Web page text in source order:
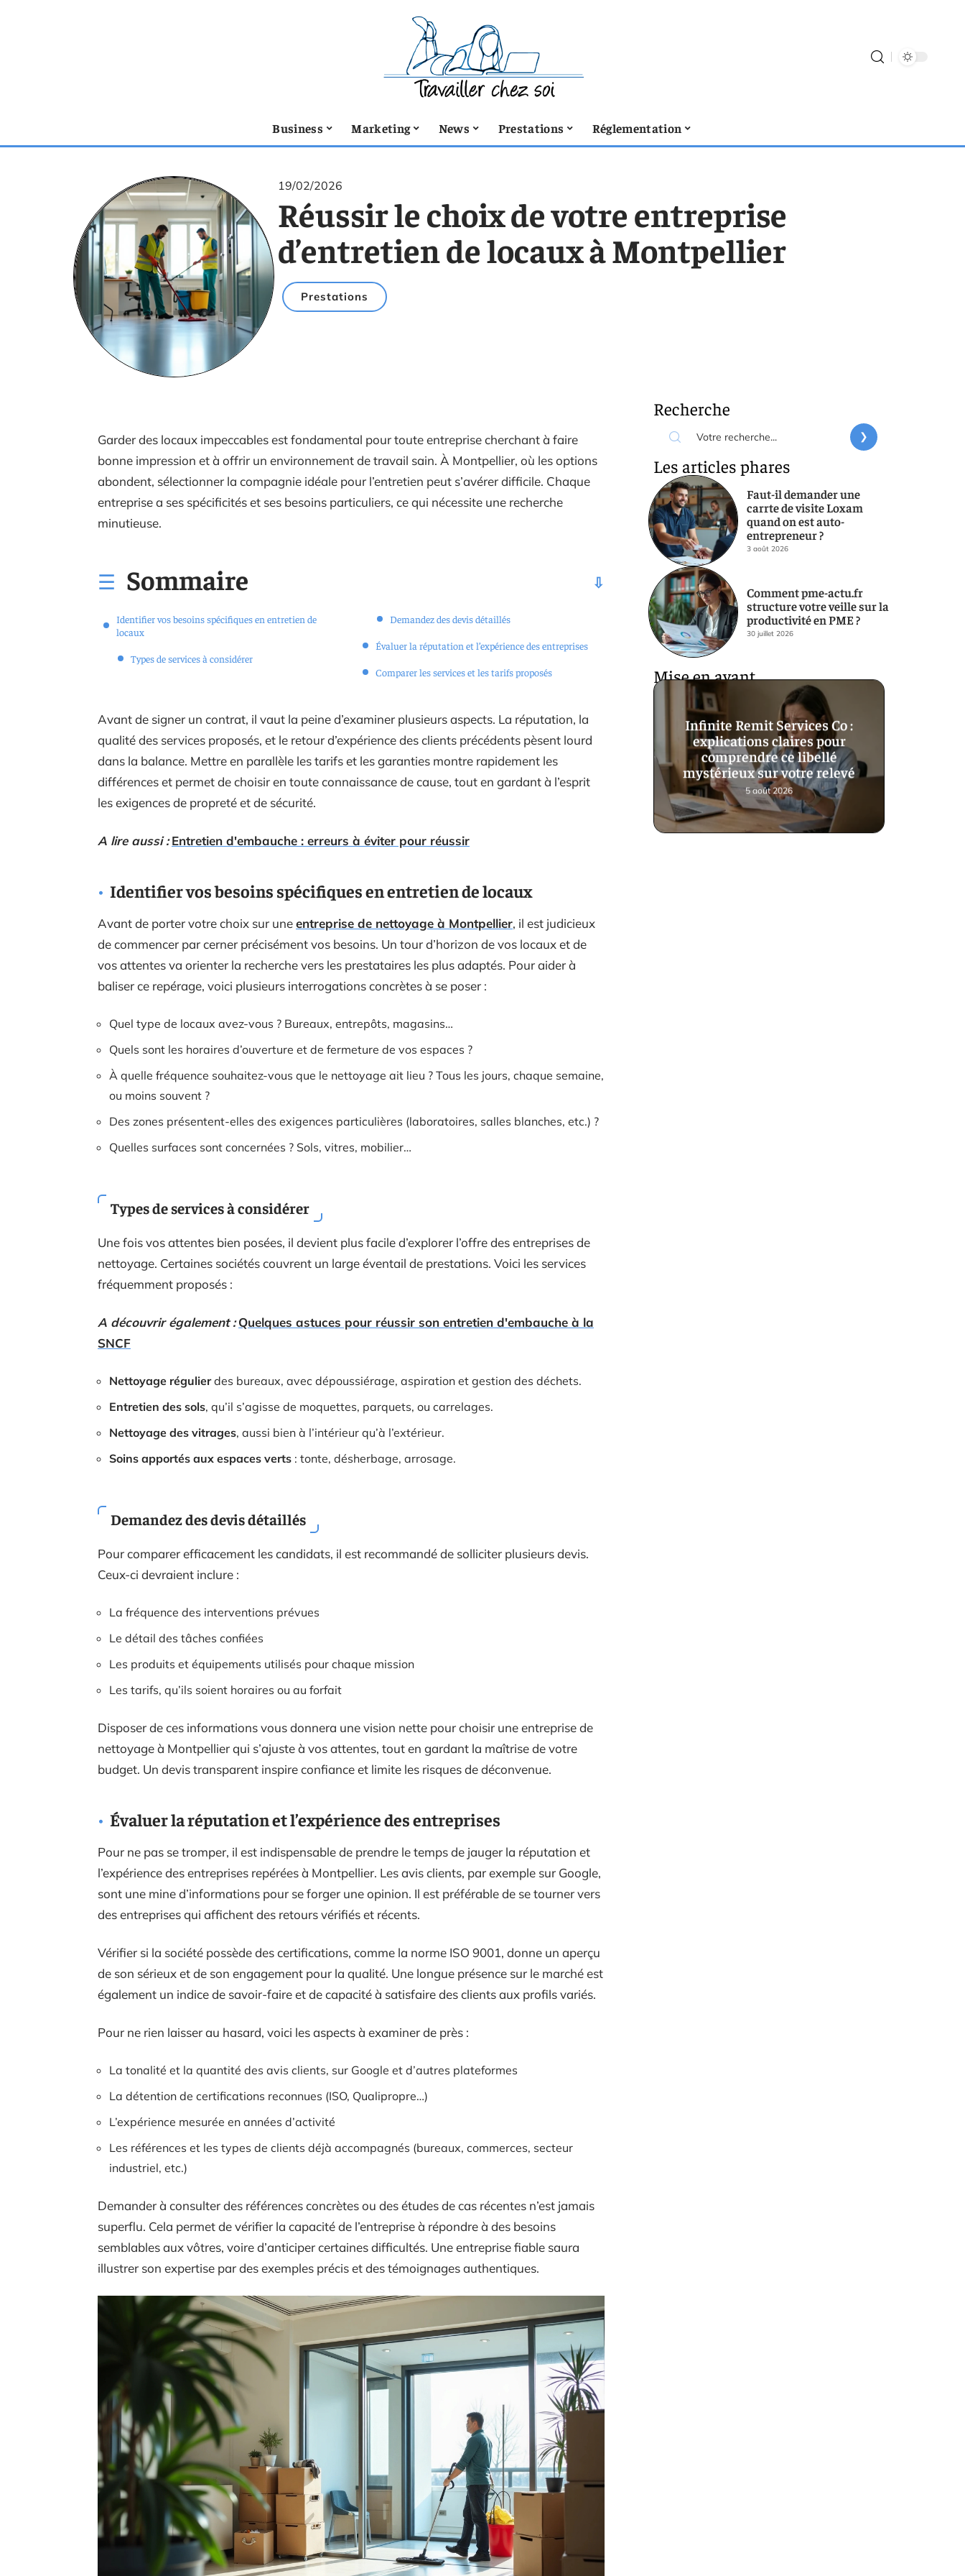
Business Marketing News Prestations Réglementation
19/02/2026
Réussir le choix de votre entreprise
d’entretien de locaux à Montpellier
Prestations
Garder des locaux impeccables est fondamental pour toute entreprise cherchant à faire
bonne impression et à offrir un environnement de travail sain. À Montpellier, où les options
abondent, sélectionner la compagnie idéale pour l’entretien peut s’avérer difficile. Chaque
entreprise a ses spécificités et ses besoins particuliers, ce qui nécessite une recherche
minutieuse.
Sommaire
Identifier vos besoins spécifiques en entretien de
locaux
Types de services à considérer
Demandez des devis détaillés
Évaluer la réputation et l’expérience des entreprises
Comparer les services et les tarifs proposés
Avant de signer un contrat, il vaut la peine d’examiner plusieurs aspects. La réputation, la
qualité des services proposés, et le retour d’expérience des clients précédents pèsent lourd
dans la balance. Mettre en parallèle les tarifs et les garanties montre rapidement les
différences et permet de choisir en toute connaissance de cause, tout en gardant à l’esprit
les exigences de propreté et de sécurité.
A lire aussi : Entretien d'embauche : erreurs à éviter pour réussir
Identifier vos besoins spécifiques en entretien de locaux
Avant de porter votre choix sur uneentreprise de nettoyage à Montpellier, il est judicieux
de commencer par cerner précisément vos besoins. Un tour d’horizon de vos locaux et de
vos attentes va orienter la recherche vers les prestataires les plus adaptés. Pour aider à
baliser ce repérage, voici plusieurs interrogations concrètes à se poser :
Quel type de locaux avez-vous ? Bureaux, entrepôts, magasins…
Quels sont les horaires d’ouverture et de fermeture de vos espaces ?
À quelle fréquence souhaitez-vous que le nettoyage ait lieu ? Tous les jours, chaque semaine,
ou moins souvent ?
Des zones présentent-elles des exigences particulières (laboratoires, salles blanches, etc.) ?
Quelles surfaces sont concernées ? Sols, vitres, mobilier…
Types de services à considérer
Une fois vos attentes bien posées, il devient plus facile d’explorer l’offre des entreprises de
nettoyage. Certaines sociétés couvrent un large éventail de prestations. Voici les services
fréquemment proposés :
A découvrir également : Quelques astuces pour réussir son entretien d'embauche à la
SNCF
Nettoyage régulierdes bureaux, avec dépoussiérage, aspiration et gestion des déchets.
Entretien des sols, qu’il s’agisse de moquettes, parquets, ou carrelages.
Nettoyage des vitrages, aussi bien à l’intérieur qu’à l’extérieur.
Soins apportés aux espaces verts : tonte, désherbage, arrosage.
Demandez des devis détaillés
Pour comparer efficacement les candidats, il est recommandé de solliciter plusieurs devis.
Ceux-ci devraient inclure :
La fréquence des interventions prévues
Le détail des tâches confiées
Les produits et équipements utilisés pour chaque mission
Les tarifs, qu’ils soient horaires ou au forfait
Disposer de ces informations vous donnera une vision nette pour choisir une entreprise de
nettoyage à Montpellier qui s’ajuste à vos attentes, tout en gardant la maîtrise de votre
budget. Un devis transparent inspire confiance et limite les risques de déconvenue.
Évaluer la réputation et l’expérience des entreprises
Pour ne pas se tromper, il est indispensable de prendre le temps de jauger la réputation et
l’expérience des entreprises repérées à Montpellier. Les avis clients, par exemple sur Google,
sont une mine d’informations pour se forger une opinion. Il est préférable de se tourner vers
des entreprises qui affichent des retours vérifiés et récents.
Vérifier si la société possède des certifications, comme la norme ISO 9001, donne un aperçu
de son sérieux et de son engagement pour la qualité. Une longue présence sur le marché est
également un indice de savoir-faire et de capacité à satisfaire des clients aux profils variés.
Pour ne rien laisser au hasard, voici les aspects à examiner de près :
La tonalité et la quantité des avis clients, sur Google et d’autres plateformes
La détention de certifications reconnues (ISO, Qualipropre…)
L’expérience mesurée en années d’activité
Les références et les types de clients déjà accompagnés (bureaux, commerces, secteur
industriel, etc.)
Demander à consulter des références concrètes ou des études de cas récentes n’est jamais
superflu. Cela permet de vérifier la capacité de l’entreprise à répondre à des besoins
semblables aux vôtres, voire d’anticiper certaines difficultés. Une entreprise fiable saura
illustrer son expertise par des exemples précis et des témoignages authentiques.
Recherche
Les articles phares
Faut-il demander une
carrte de visite Loxam
quand on est auto-
entrepreneur ?
3 août 2026
Comment pme-actu.fr
structure votre veille sur la
productivité en PME ?
30 juillet 2026
Mise en avant
Infinite Remit Services Co :
explications claires pour
comprendre ce libellé
mystérieux sur votre relevé
5 août 2026